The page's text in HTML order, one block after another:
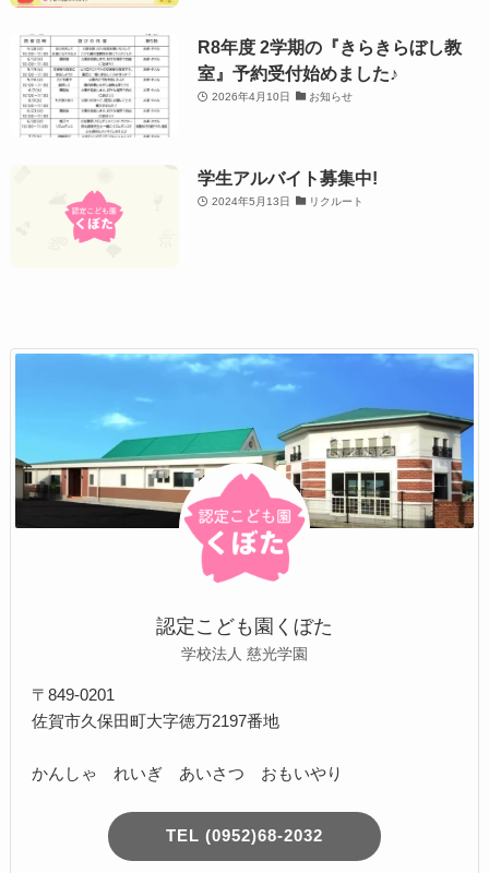
R8年度 2学期の『きらきらぼし教
室』予約受付始めました♪
2026年4月10日 お知らせ
学生アルバイト募集中!
2024年5月13日 リクルート
認定こども園くぼた
学校法人 慈光学園
〒849-0201
佐賀市久保田町大字徳万2197番地
かんしゃ れいぎ あいさつ おもいやり
TEL (0952)68-2032